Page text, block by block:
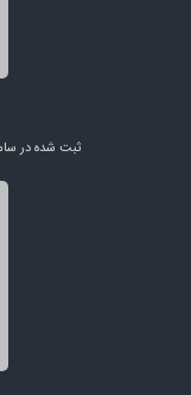
ثبت شده در